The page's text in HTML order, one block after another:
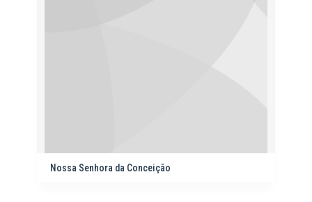
Nossa Senhora da Conceição